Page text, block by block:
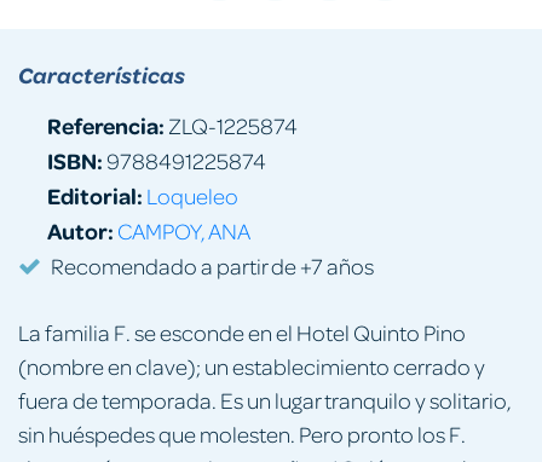
La familia F. se esconde en el Hotel Quinto Pino
(nombre en clave); un establecimiento cerrado y
fuera de temporada. Es un lugar tranquilo y solitario,
sin huéspedes que molesten. Pero pronto los F.
Características
Referencia: ZLQ-1225874
ISBN:9788491225874
Editorial: Loqueleo
Autor: CAMPOY, ANA
Recomendado a partir de +7 años